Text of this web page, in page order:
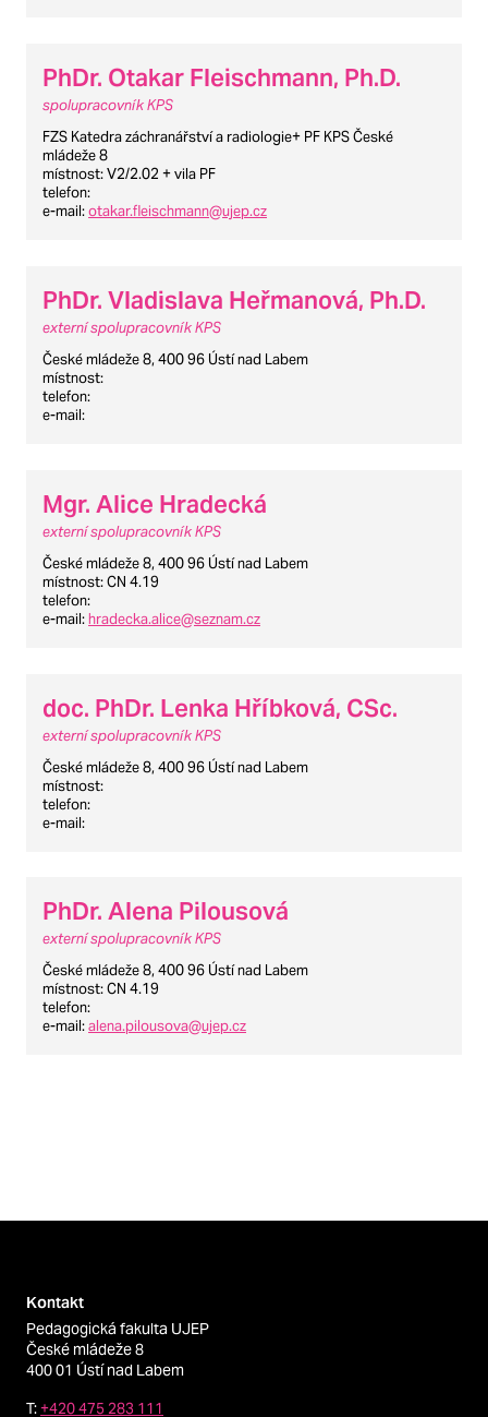
PhDr. Otakar Fleischmann, Ph.D.
spolupracovník KPS
FZS Katedra záchranářství a radiologie+ PF KPS České
mládeže 8
místnost: V2/2.02 + vila PF
telefon:
e-mail:otakar.fleischmann@ujep.cz
PhDr. Vladislava Heřmanová, Ph.D.
externí spolupracovník KPS
České mládeže 8, 400 96 Ústí nad Labem
místnost:
telefon:
e-mail:
Mgr. Alice Hradecká
externí spolupracovník KPS
České mládeže 8, 400 96 Ústí nad Labem
místnost: CN 4.19
telefon:
e-mail:hradecka.alice@seznam.cz
doc. PhDr. Lenka Hříbková, CSc.
externí spolupracovník KPS
České mládeže 8, 400 96 Ústí nad Labem
místnost:
telefon:
e-mail:
PhDr. Alena Pilousová
externí spolupracovník KPS
České mládeže 8, 400 96 Ústí nad Labem
místnost: CN 4.19
telefon:
e-mail:alena.pilousova@ujep.cz
Kontakt
Pedagogická fakulta UJEP
České mládeže 8
400 01 Ústí nad Labem
T:+420 475 283 111